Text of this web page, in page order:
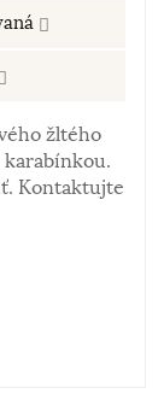
žltého
Kontaktujte